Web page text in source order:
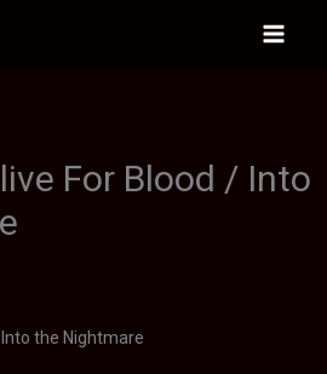
Main
For Blood / Into
the Nightmare